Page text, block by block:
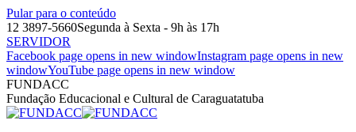
Pular para o conteúdo
12 3897-5660Segunda à Sexta - 9h às 17h
SERVIDOR
Facebook page opens in new windowInstagram page opens in new
windowYouTube page opens in new window
FUNDACC
Fundação Educacional e Cultural de Caraguatatuba